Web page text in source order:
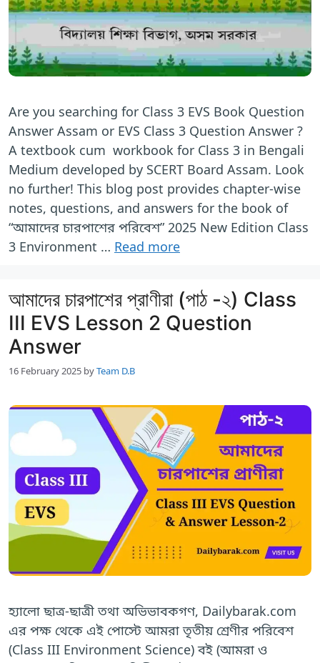
Are you searching for Class 3 EVS Book Question
Answer Assam or EVS Class 3 Question Answer ?
A textbook cum workbook for Class 3 in Bengali
Medium developed by SCERT Board Assam. Look
no further! This blog post provides chapter-wise
notes, questions, and answers for the book of
“আমাদের চারপাশের পরিবেশ” 2025 New Edition Class
3 Environment … Read more
আমাদের চারপাশের প্রাণীরা (পাঠ -২) Class
III EVS Lesson 2 Question
Answer
16 February 2025 byTeam D.B
হ্যালো ছাত্র-ছাত্রী তথা অভিভাবকগণ, Dailybarak.com
এর পক্ষ থেকে এই পোস্টে আমরা তৃতীয় শ্রেণীর পরিবেশ
(Class III Environment Science) বই (আমরা ও